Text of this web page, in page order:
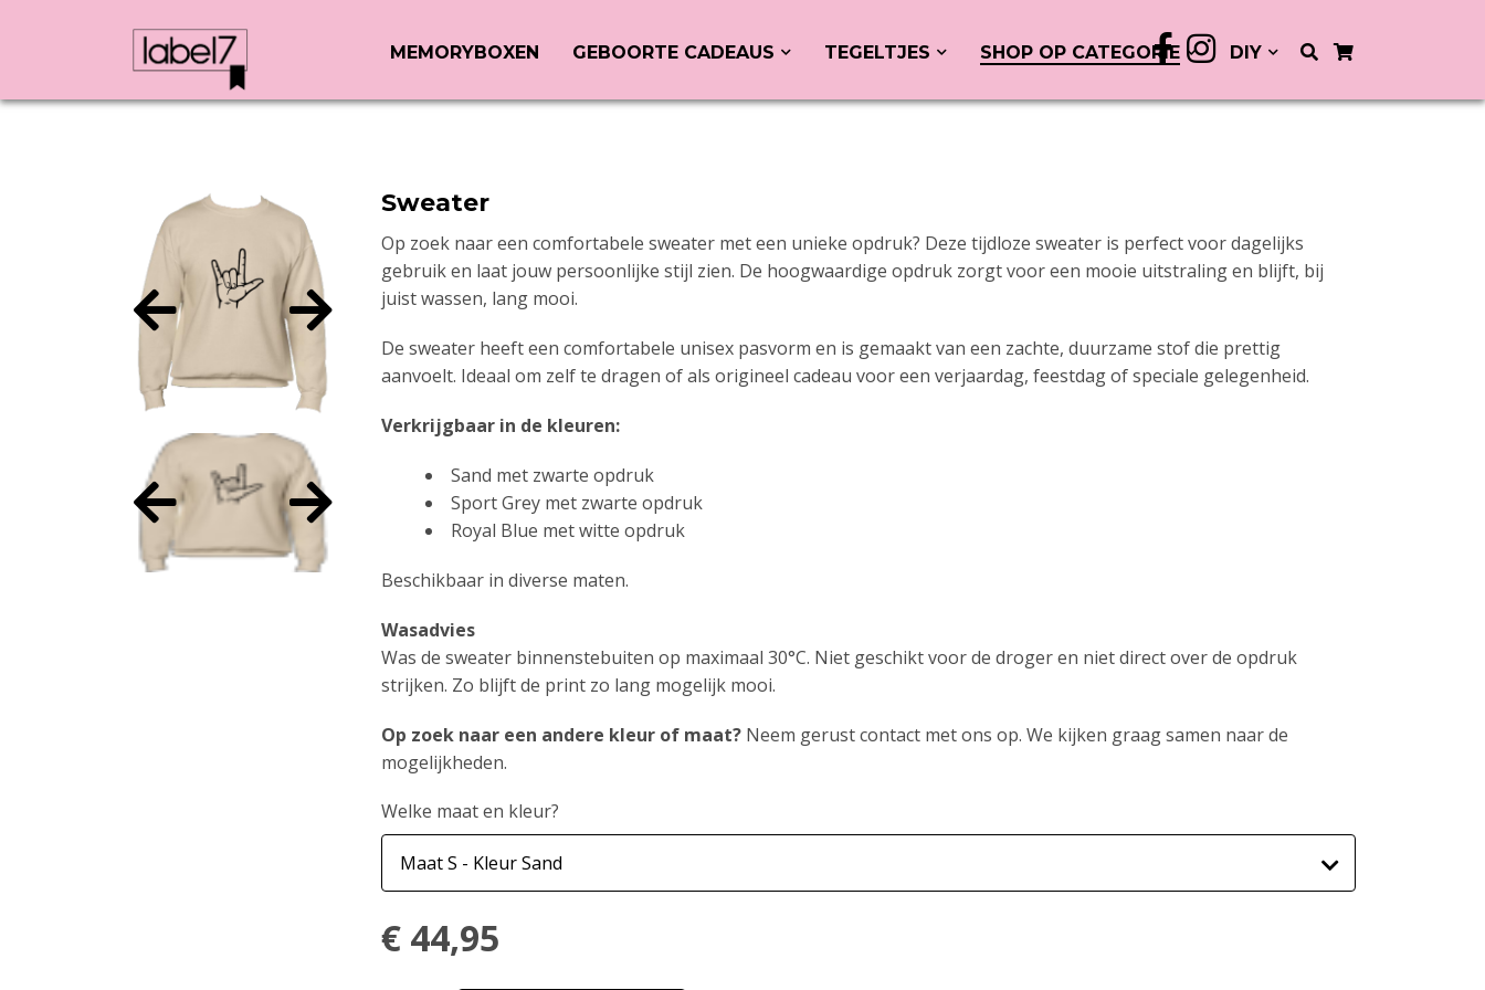
MEMORYBOXEN GEBOORTE CADEAUS TEGELTJES SHOP OP CATEGORIE DIY
Sweater
Op zoek naar een comfortabele sweater met een unieke opdruk? Deze tijdloze sweater is perfect voor dagelijks
gebruik en laat jouw persoonlijke stijl zien. De hoogwaardige opdruk zorgt voor een mooie uitstraling en blijft, bij
juist wassen, lang mooi.
De sweater heeft een comfortabele unisex pasvorm en is gemaakt van een zachte, duurzame stof die prettig
aanvoelt. Ideaal om zelf te dragen of als origineel cadeau voor een verjaardag, feestdag of speciale gelegenheid.
Verkrijgbaar in de kleuren:
Sand met zwarte opdruk
Sport Grey met zwarte opdruk
Royal Blue met witte opdruk
Beschikbaar in diverse maten.
Wasadvies
Was de sweater binnenstebuiten op maximaal 30°C. Niet geschikt voor de droger en niet direct over de opdruk
strijken. Zo blijft de print zo lang mogelijk mooi.
Op zoek naar een andere kleur of maat? Neem gerust contact met ons op. We kijken graag samen naar de
mogelijkheden.
Welke maat en kleur?
€ 44,95